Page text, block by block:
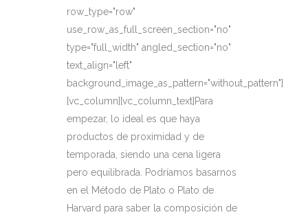
row_type="row"
use_row_as_full_screen_section="no"
type="full_width" angled_section="no"
text_align="left"
background_image_as_pattern="without_pattern"]
[vc_column][vc_column_text]Para
empezar, lo ideal es que haya
productos de proximidad y de
temporada, siendo una cena ligera
pero equilibrada. Podríamos basarnos
en el Método de Plato o Plato de
Harvard para saber la composición de